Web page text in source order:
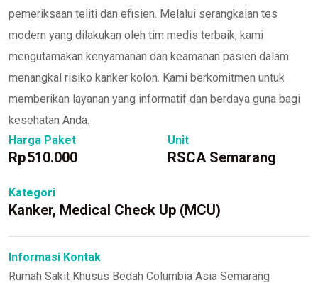
pemeriksaan teliti dan efisien. Melalui serangkaian tes
modern yang dilakukan oleh tim medis terbaik, kami
mengutamakan kenyamanan dan keamanan pasien dalam
menangkal risiko kanker kolon. Kami berkomitmen untuk
memberikan layanan yang informatif dan berdaya guna bagi
kesehatan Anda.
Harga Paket
Rp510.000
Unit
RSCA Semarang
Kategori
Kanker, Medical Check Up (MCU)
Informasi Kontak
Rumah Sakit Khusus Bedah Columbia Asia Semarang